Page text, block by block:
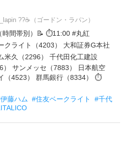
??☕（ゴードン・ラパン）
時間帯別）📝 ⏱11:00 #丸紅
クライト（4203） 大和証券G本社
米久（2296） 千代田化工建設
） サンメッセ（7883） 日本航空
（4523） 群馬銀行（8334） ⏱
藤ハム #住友ベークライト
#千代